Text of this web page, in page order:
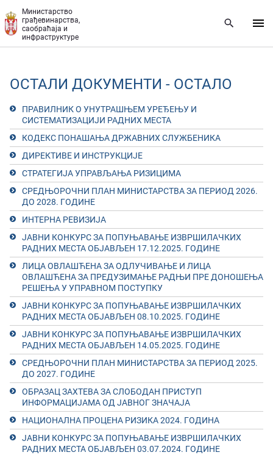
Министарство
грађевинарства,
саобраћаја и
инфраструктуре
ОСТАЛИ ДОКУМЕНТИ - ОСТАЛО
ПРАВИЛНИК О УНУТРАШЊЕМ УРЕЂЕЊУ И
СИСТЕМАТИЗАЦИЈИ РАДНИХ МЕСТА
КОДЕКС ПОНАШАЊА ДРЖАВНИХ СЛУЖБЕНИКА
ДИРЕКТИВЕ И ИНСТРУКЦИЈЕ
СТРАТЕГИЈА УПРАВЉАЊА РИЗИЦИМА
СРЕДЊОРОЧНИ ПЛАН МИНИСТАРСТВА ЗА ПЕРИОД 2026.
ДО 2028. ГОДИНЕ
ИНТЕРНА РЕВИЗИЈА
ЈАВНИ КОНКУРС ЗА ПОПУЊАВАЊЕ ИЗВРШИЛАЧКИХ
РАДНИХ МЕСТА ОБЈАВЉЕН 17.12.2025. ГОДИНЕ
ЛИЦА ОВЛАШЋЕНА ЗА ОДЛУЧИВАЊЕ И ЛИЦА
ОВЛАШЋЕНА ЗА ПРЕДУЗИМАЊЕ РАДЊИ ПРЕ ДОНОШЕЊА
РЕШЕЊА У УПРАВНОМ ПОСТУПКУ
ЈАВНИ КОНКУРС ЗА ПОПУЊАВАЊЕ ИЗВРШИЛАЧКИХ
РАДНИХ МЕСТА ОБЈАВЉЕН 08.10.2025. ГОДИНЕ
ЈАВНИ КОНКУРС ЗА ПОПУЊАВАЊЕ ИЗВРШИЛАЧКИХ
РАДНИХ МЕСТА ОБЈАВЉЕН 14.05.2025. ГОДИНЕ
СРЕДЊОРОЧНИ ПЛАН МИНИСТАРСТВА ЗА ПЕРИОД 2025.
ДО 2027. ГОДИНЕ
ОБРАЗАЦ ЗАХТЕВА ЗА СЛОБОДАН ПРИСТУП
ИНФОРМАЦИЈАМА ОД ЈАВНОГ ЗНАЧАЈА
НАЦИОНАЛНА ПРОЦЕНА РИЗИКА 2024. ГОДИНА
ЈАВНИ КОНКУРС ЗА ПОПУЊАВАЊЕ ИЗВРШИЛАЧКИХ
РАДНИХ МЕСТА ОБЈАВЉЕН 03.07.2024. ГОДИНЕ